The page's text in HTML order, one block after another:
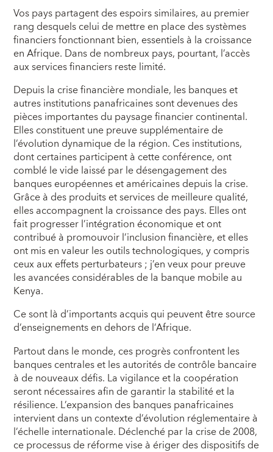
Vos pays partagent des espoirs similaires, au premier
rang desquels celui de mettre en place des systèmes
financiers fonctionnant bien, essentiels à la croissance
en Afrique. Dans de nombreux pays, pourtant, l’accès
aux services financiers reste limité.
Depuis la crise financière mondiale, les banques et
autres institutions panafricaines sont devenues des
pièces importantes du paysage financier continental.
Elles constituent une preuve supplémentaire de
l’évolution dynamique de la région. Ces institutions,
dont certaines participent à cette conférence, ont
comblé le vide laissé par le désengagement des
banques européennes et américaines depuis la crise.
Grâce à des produits et services de meilleure qualité,
elles accompagnent la croissance des pays. Elles ont
fait progresser l’intégration économique et ont
contribué à promouvoir l’inclusion financière, et elles
ont mis en valeur les outils technologiques, y compris
ceux aux effets perturbateurs ; j’en veux pour preuve
les avancées considérables de la banque mobile au
Kenya.
Ce sont là d’importants acquis qui peuvent être source
d’enseignements en dehors de l’Afrique.
Partout dans le monde, ces progrès confrontent les
banques centrales et les autorités de contrôle bancaire
à de nouveaux défis. La vigilance et la coopération
seront nécessaires afin de garantir la stabilité et la
résilience. L’expansion des banques panafricaines
intervient dans un contexte d’évolution réglementaire à
l’échelle internationale. Déclenché par la crise de 2008,
ce processus de réforme vise à ériger des dispositifs de